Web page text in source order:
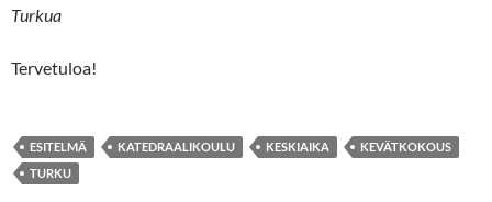
Turkua
Tervetuloa!
ESITELMÄ KATEDRAALIKOULU KESKIAIKA
KEVÄTKOKOUS
TURKU